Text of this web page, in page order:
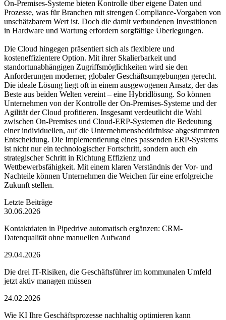
On-Premises-Systeme bieten Kontrolle über eigene Daten und
Prozesse, was für Branchen mit strengen Compliance-Vorgaben von
unschätzbarem Wert ist. Doch die damit verbundenen Investitionen
in Hardware und Wartung erfordern sorgfältige Überlegungen.
Die Cloud hingegen präsentiert sich als flexiblere und
kosteneffizientere Option. Mit ihrer Skalierbarkeit und
standortunabhängigen Zugriffsmöglichkeiten wird sie den
Anforderungen moderner, globaler Geschäftsumgebungen gerecht.
Die ideale Lösung liegt oft in einem ausgewogenen Ansatz, der das
Beste aus beiden Welten vereint – eine Hybridlösung. So können
Unternehmen von der Kontrolle der On-Premises-Systeme und der
Agilität der Cloud profitieren. Insgesamt verdeutlicht die Wahl
zwischen On-Premises und Cloud-ERP-Systemen die Bedeutung
einer individuellen, auf die Unternehmensbedürfnisse abgestimmten
Entscheidung. Die Implementierung eines passenden ERP-Systems
ist nicht nur ein technologischer Fortschritt, sondern auch ein
strategischer Schritt in Richtung Effizienz und
Wettbewerbsfähigkeit. Mit einem klaren Verständnis der Vor- und
Nachteile können Unternehmen die Weichen für eine erfolgreiche
Zukunft stellen.
Letzte Beiträge
30.06.2026
Kontaktdaten in Pipedrive automatisch ergänzen: CRM-
Datenqualität ohne manuellen Aufwand
29.04.2026
Die drei IT-Risiken, die Geschäftsführer im kommunalen Umfeld
jetzt aktiv managen müssen
24.02.2026
Wie KI Ihre Geschäftsprozesse nachhaltig optimieren kann